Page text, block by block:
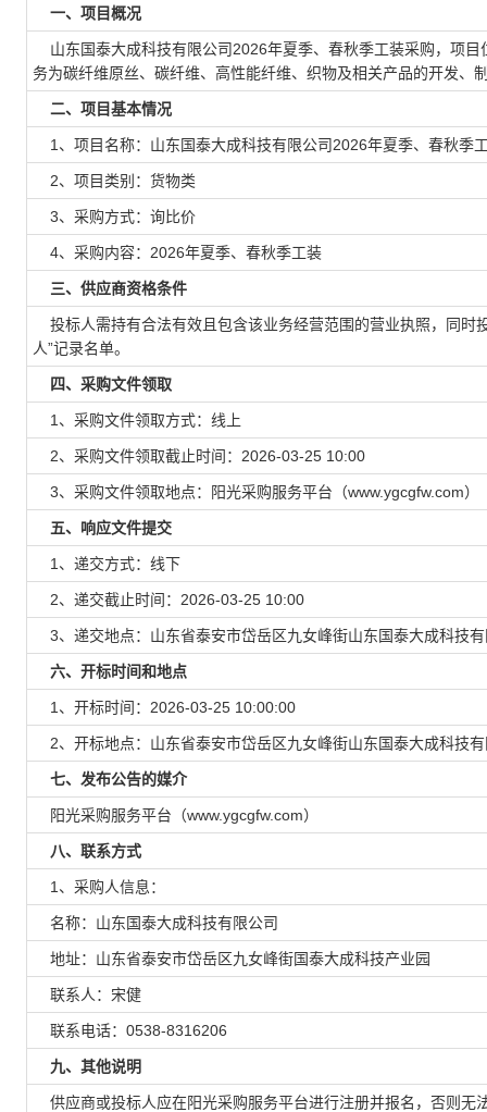
一、项目概况
山东国泰大成科技有限公司2026年夏季、春秋季工装采购，项
务为碳纤维原丝、碳纤维、高性能纤维、织物及相关产品的开发、
二、项目基本情况
1、项目名称：山东国泰大成科技有限公司2026年夏季、春秋季
2、项目类别：货物类
3、采购方式：询比价
4、采购内容：2026年夏季、春秋季工装
三、供应商资格条件
投标人需持有合法有效且包含该业务经营范围的营业执照，同时
人”记录名单。
四、采购文件领取
1、采购文件领取方式：线上
2、采购文件领取截止时间：2026-03-25 10:00
3、采购文件领取地点：阳光采购服务平台（www.ygcgfw.com）
五、响应文件提交
1、递交方式：线下
2、递交截止时间：2026-03-25 10:00
3、递交地点：山东省泰安市岱岳区九女峰街山东国泰大成科技
六、开标时间和地点
1、开标时间：2026-03-25 10:00:00
2、开标地点：山东省泰安市岱岳区九女峰街山东国泰大成科技
七、发布公告的媒介
阳光采购服务平台（www.ygcgfw.com）
八、联系方式
1、采购人信息：
名称：山东国泰大成科技有限公司
地址：山东省泰安市岱岳区九女峰街国泰大成科技产业园
联系人：宋健
联系电话：0538-8316206
九、其他说明
供应商或投标人应在阳光采购服务平台进行注册并报名，否则无